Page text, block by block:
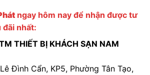
ngay hôm nay để nhận được tư
đãi nhất:
THIẾT BỊ KHÁCH SẠN NAM
Đình Cẩn, KP5, Phường Tân Tạo,